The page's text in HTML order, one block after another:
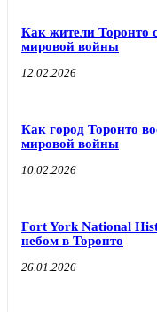
Как жители Торонто
мировой войны
12.02.2026
Как город Торонто
мировой войны
10.02.2026
Fort York National
небом в Торонто
26.01.2026